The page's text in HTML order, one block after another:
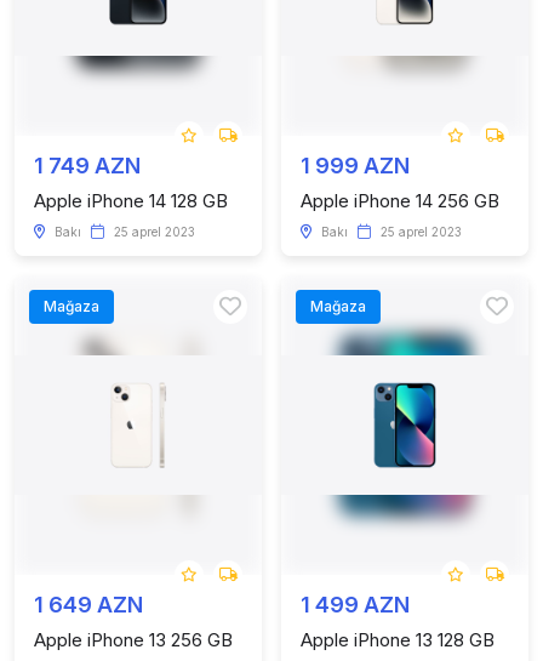
1 749 AZN
Apple iPhone 14 128 GB
Bakı 25 aprel 2023
1 999 AZN
Apple iPhone 14 256 GB
Bakı 25 aprel 2023
Mağaza
1 649 AZN
Apple iPhone 13 256 GB
Mağaza
1 499 AZN
Apple iPhone 13 128 GB